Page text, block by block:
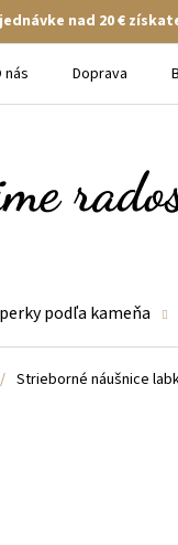
nad 20 €
nás Doprava
podľa kameňa
/ Strieborné náušnice